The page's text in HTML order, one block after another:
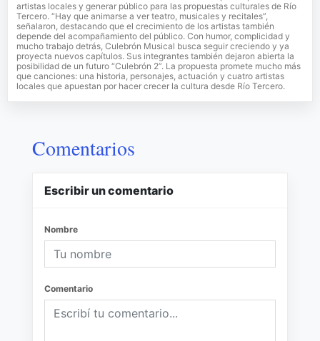
artistas locales y generar público para las propuestas culturales de Río
Tercero. “Hay que animarse a ver teatro, musicales y recitales”,
señalaron, destacando que el crecimiento de los artistas también
depende del acompañamiento del público. Con humor, complicidad y
mucho trabajo detrás, Culebrón Musical busca seguir creciendo y ya
proyecta nuevos capítulos. Sus integrantes también dejaron abierta la
posibilidad de un futuro “Culebrón 2”. La propuesta promete mucho más
que canciones: una historia, personajes, actuación y cuatro artistas
locales que apuestan por hacer crecer la cultura desde Río Tercero.
Comentarios
Escribir un comentario
Nombre
Comentario